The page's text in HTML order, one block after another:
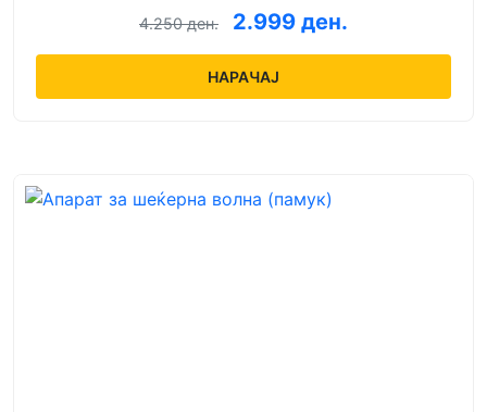
4.250 ден. 2.999 ден.
НАРАЧАЈ